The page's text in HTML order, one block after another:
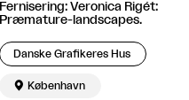
Fernisering: Veronica Rigét:
Præmature-landscapes.
Danske Grafikeres Hus
 København